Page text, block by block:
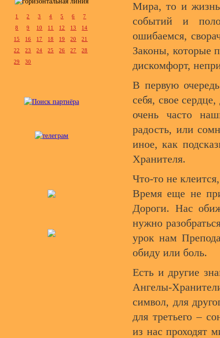
1 2 3 4 5 6
7
8
9 10 11 12 13
14
15
16 17 18 19 20
21
22
23 24 25 26 27
28
29
30
Мира, то и жизнь
событий и
ошибаемся,
Законы, которые
дискомфорт,
В первую
себя, свое
очень часто
радость, или
иное, как
Хранителя.
Что-то не
Время еще не
Дороги. Нас
нужно
урок нам
обиду или боль.
Есть и другие
Ангелы-
символ, для
для третьего –
из нас проходят